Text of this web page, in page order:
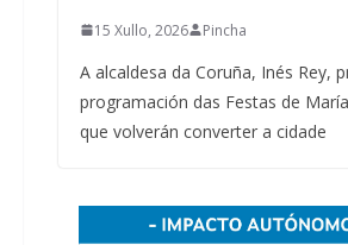
15 Xullo, 2026 Pincha
A alcaldesa da Coruña, Inés Rey,
programación das Festas de
que volverán converter a cidade